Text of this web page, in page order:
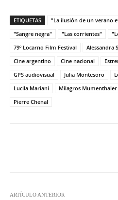
ETIQUETAS "La ilusión de un verano
"Sangre negra"
"Las corrientes"
79º Locarno Film Festival
Alessandra
Cine argentino
Cine nacional
GPS audiovisual
Julia Montesoro
Lucila Mariani
Milagros Mumenthaler
Pierre Chenal
ARTÍCULO ANTERIOR